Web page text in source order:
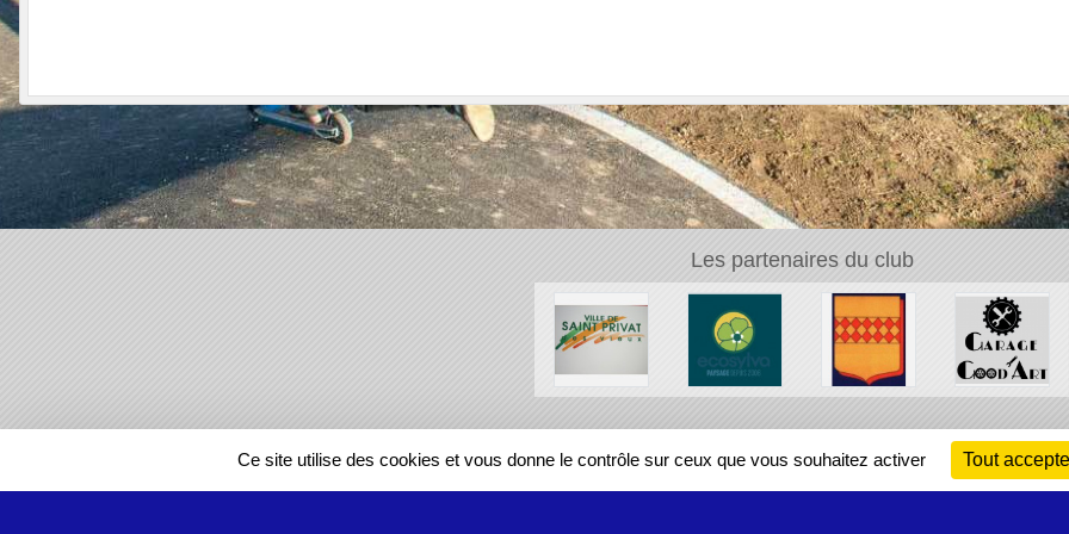
Les partenaires du club
REGIONS
Ce site utilise des cookies et vous donne le contrôle sur ceux que vous souhaitez activer Tout